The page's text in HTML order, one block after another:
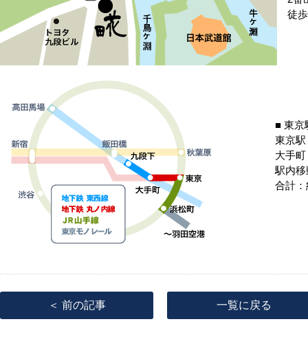
徒
■ 東京
東京
大手
駅内
合計：
＜ 前の記事 一覧に戻る